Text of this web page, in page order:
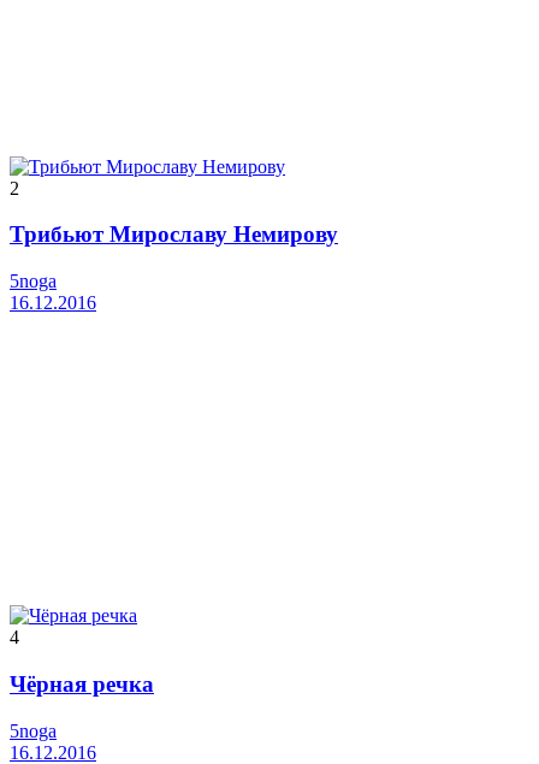
2
Трибьют Мирославу Немирову
5noga
16.12.2016
4
Чёрная речка
5noga
16.12.2016